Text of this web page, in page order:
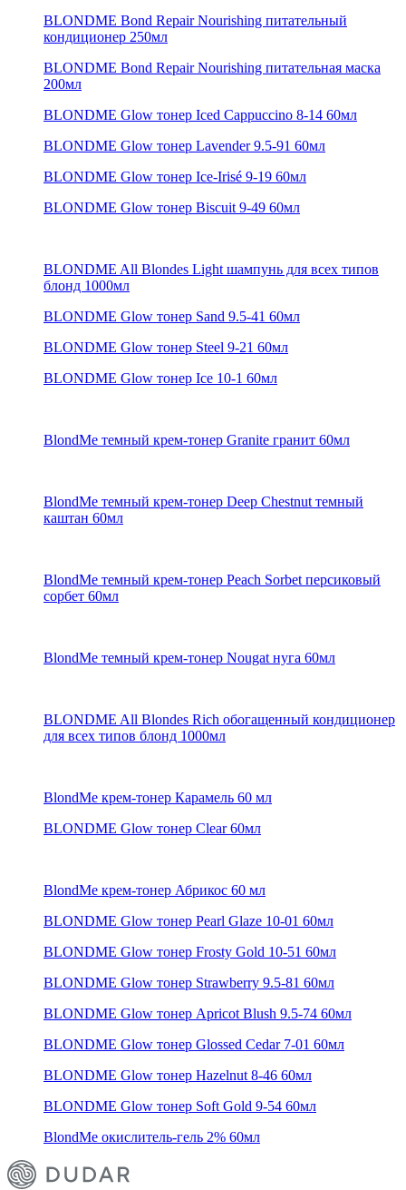
BLONDME Bond Repair Nourishing питательный
кондиционер 250мл
BLONDME Bond Repair Nourishing питательная маска
200мл
BLONDME Glow тонер Iced Cappuccino 8-14 60мл
BLONDME Glow тонер Lavender 9.5-91 60мл
BLONDME Glow тонер Ice-Irisé 9-19 60мл
BLONDME Glow тонер Biscuit 9-49 60мл
BLONDME All Blondes Light шампунь для всех типов
блонд 1000мл
BLONDME Glow тонер Sand 9.5-41 60мл
BLONDME Glow тонер Steel 9-21 60мл
BLONDME Glow тонер Ice 10-1 60мл
BlondMe темный крем-тонер Granite гранит 60мл
BlondMe темный крем-тонер Deep Chestnut темный
каштан 60мл
BlondMe темный крем-тонер Peach Sorbet персиковый
сорбет 60мл
BlondMe темный крем-тонер Nougat нуга 60мл
BLONDME All Blondes Rich обогащенный кондиционер
для всех типов блонд 1000мл
BlondMe крем-тонер Карамель 60 мл
BLONDME Glow тонер Clear 60мл
BlondMe крем-тонер Абрикос 60 мл
BLONDME Glow тонер Pearl Glaze 10-01 60мл
BLONDME Glow тонер Frosty Gold 10-51 60мл
BLONDME Glow тонер Strawberry 9.5-81 60мл
BLONDME Glow тонер Apricot Blush 9.5-74 60мл
BLONDME Glow тонер Glossed Cedar 7-01 60мл
BLONDME Glow тонер Hazelnut 8-46 60мл
BLONDME Glow тонер Soft Gold 9-54 60мл
BlondMe окислитель-гель 2% 60мл